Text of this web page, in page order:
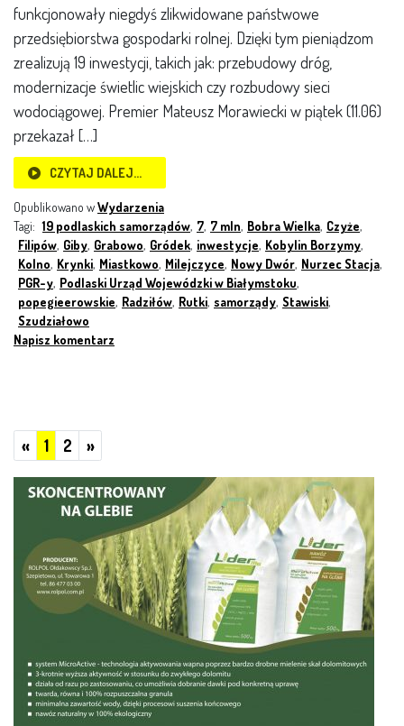
funkcjonowały niegdyś zlikwidowane państwowe
przedsiębiorstwa gospodarki rolnej. Dzięki tym pieniądzom
zrealizują 19 inwestycji, takich jak: przebudowy dróg,
modernizacje świetlic wiejskich czy rozbudowy sieci
wodociągowej. Premier Mateusz Morawiecki w piątek (11.06)
przekazał […]
CZYTAJ DALEJ…
Opublikowano wWydarzenia
Tagi: 19 podlaskich samorządów, 7, 7 mln, Bobra Wielka, Czyże,
Filipów, Giby, Grabowo, Gródek, inwestycje, Kobylin Borzymy,
Kolno, Krynki, Miastkowo, Milejczyce, Nowy Dwór, Nurzec Stacja,
PGR-y, Podlaski Urząd Wojewódzki w Białymstoku,
popegieerowskie, Radziłów, Rutki, samorządy, Stawiski,
Szudziałowo
Napisz komentarz
«Poprzednie
1 2 »Następne